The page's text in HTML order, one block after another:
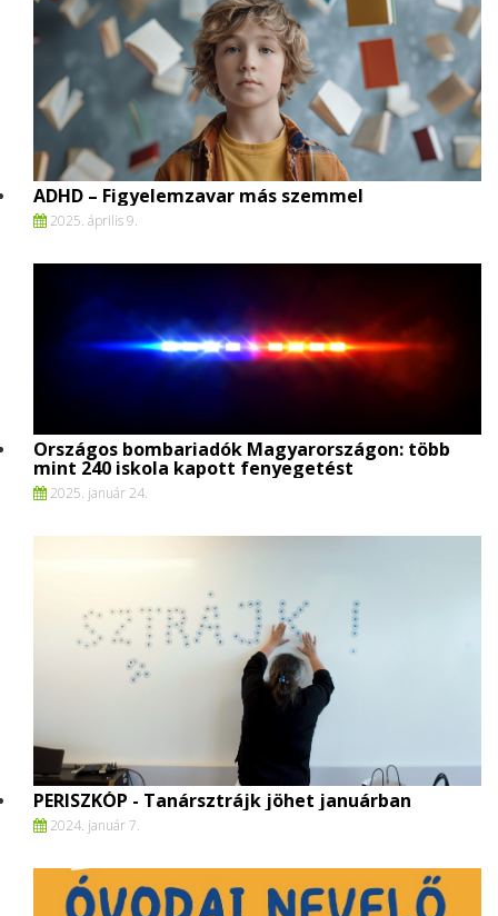
ADHD – Figyelemzavar más szemmel
2025. április 9.
Országos bombariadók Magyarországon: több
mint 240 iskola kapott fenyegetést
2025. január 24.
PERISZKÓP - Tanársztrájk jöhet januárban
2024. január 7.